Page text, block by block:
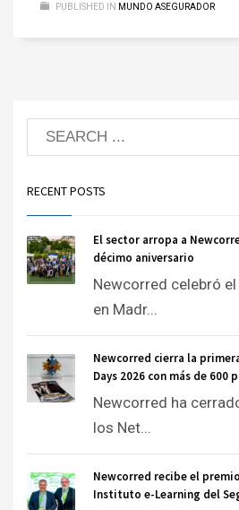
PUBLISHED IN MUNDO ASEGURADOR
RECENT POSTS
El sector arropa a
décimo aniversario
Newcorred celebró
en Madr...
Newcorred cierra la
Days 2026 con más de 600
Newcorred ha
los Net...
Newcorred recibe el
Instituto e-Learning del